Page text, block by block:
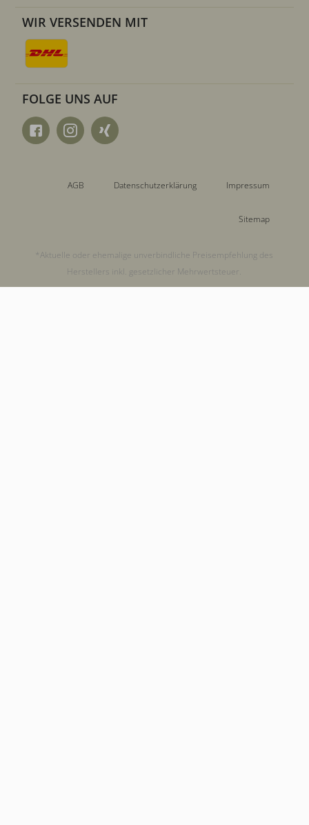
WIR VERSENDEN MIT
FOLGE UNS AUF
AGB Datenschutzerklärung Impressum
Sitemap
*Aktuelle oder ehemalige unverbindliche Preisempfehlung des
Herstellers inkl. gesetzlicher Mehrwertsteuer.